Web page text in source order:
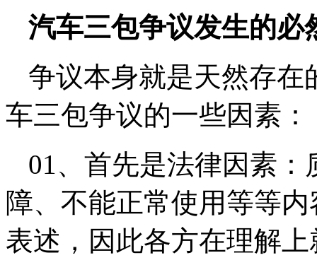
汽车三包争议发生的必
争议本身就是天然存在
车三包争议的一些因素：
01、首先是法律因素
障、不能正常使用等等
表述，因此各方在理解